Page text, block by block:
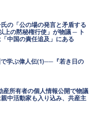
の「公の場の発言と矛盾する
上の黙秘権行使」が物議 ─ ト
中国の責任追及」にある
で学ぶ偉人伝(1)──『若き日の
産所有者の個人情報公開で物議
中活動家も入り込み、共産主